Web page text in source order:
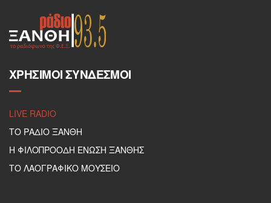
ΧΡΉΣΙΜΟΙ ΣΎΝΔΕΣΜΟΙ
LIVE RADIO
ΤΟ ΡΑΔΙΟ ΞΑΝΘΗ
Η ΦΙΛΟΠΡΟΟΔΗ ΕΝΩΣΗ ΞΑΝΘΗΣ
ΤΟ ΛΑΟΓΡΑΦΙΚΟ ΜΟΥΣΕΙΟ